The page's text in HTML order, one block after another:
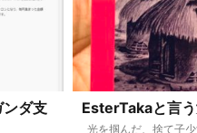
ダ支
EsterTakaと言
光を掴んだ、捨て子